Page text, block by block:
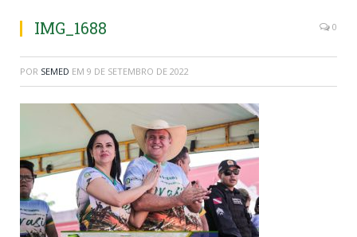
IMG_1688 0
POR SEMED EM 9 DE SETEMBRO DE 2022